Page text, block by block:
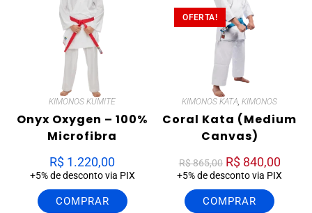
KIMONOS KUMITE
Onyx Oxygen – 100%
Microfibra
R$ 1.220,00
+5% de desconto via PIX
COMPRAR
OFERTA!
KIMONOS KATA ,KIMONOS
Coral Kata (Medium
Canvas)
R$865,00 R$840,00
+5% de desconto via PIX
COMPRAR